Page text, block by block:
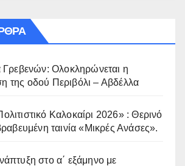
Γρεβενών: Ολοκληρώνεται η
της οδού Περιβόλι – Αβδέλλα
Καλοκαίρι 2026» : Θερινό
ταινία «Μικρές Ανάσες».
στο α΄ εξάμηνο με